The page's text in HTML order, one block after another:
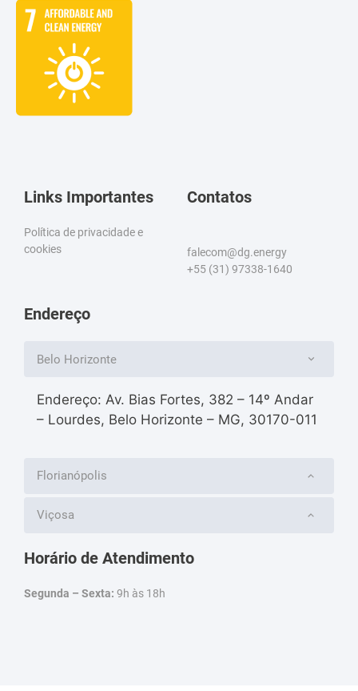
Links Importantes
Política de privacidade e
cookies
Contatos
falecom@dg.energy
+55 (31) 97338-1640
Endereço
Belo Horizonte
Endereço: Av. Bias Fortes, 382 – 14º Andar
– Lourdes, Belo Horizonte – MG, 30170-011
Florianópolis
Viçosa
Horário de Atendimento
Segunda – Sexta: 9h às 18h